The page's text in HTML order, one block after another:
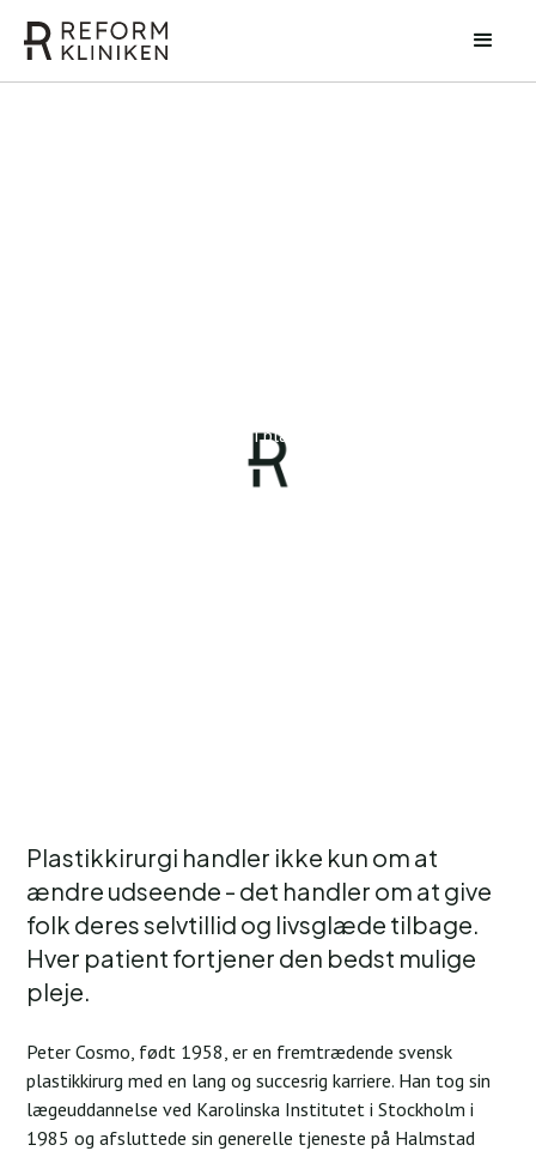
Specialist i plastikkirurgi
Plastikkirurgi handler ikke kun om at
ændre udseende - det handler om at give
folk deres selvtillid og livsglæde tilbage.
Hver patient fortjener den bedst mulige
pleje.
Peter Cosmo, født 1958, er en fremtrædende svensk
plastikkirurg med en lang og succesrig karriere. Han tog sin
lægeuddannelse ved Karolinska Institutet i Stockholm i
1985 og afsluttede sin generelle tjeneste på Halmstad